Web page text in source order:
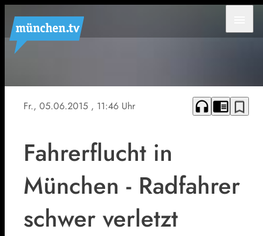
Symbolfoto
Fr., 05.06.2015 , 11:46 Uhr headphones chrome_reader_mode bookmark_border
Fahrerflucht in
München - Radfahrer
schwer verletzt